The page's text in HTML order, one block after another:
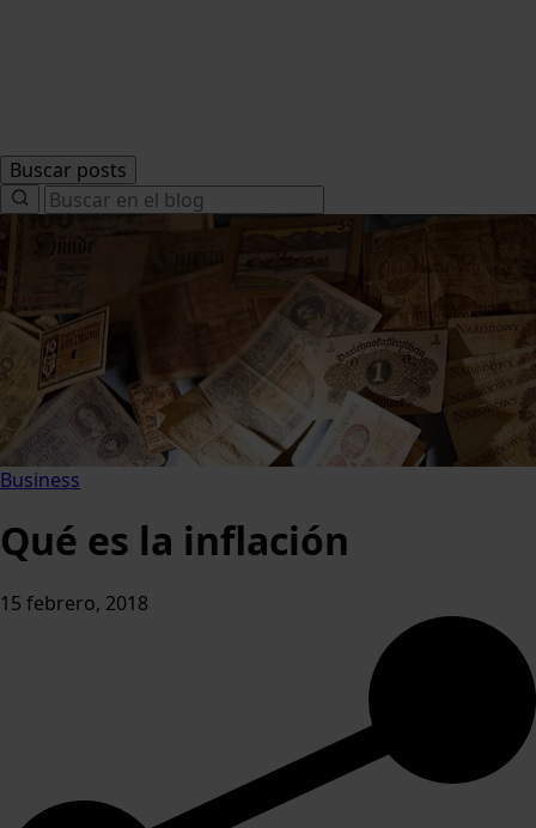
Buscar posts
Search
for:
Business
Qué es la inflación
15 febrero, 2018